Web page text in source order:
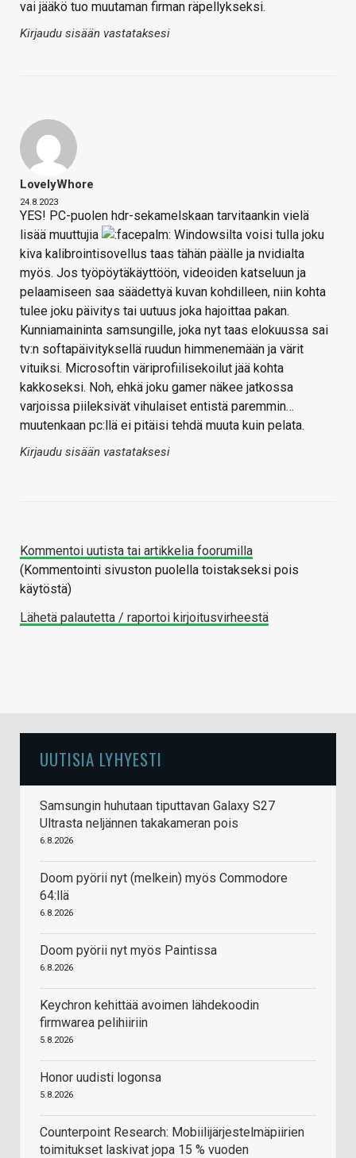
vai jääkö tuo muutaman firman räpellykseksi.
Kirjaudu sisään vastataksesi
LovelyWhore
24.8.2023
YES! PC-puolen hdr-sekamelskaan tarvitaankin vielä
lisää muuttujia
Windowsilta voisi tulla joku
kiva kalibrointisovellus taas tähän päälle ja nvidialta
myös. Jos työpöytäkäyttöön, videoiden katseluun ja
pelaamiseen saa säädettyä kuvan kohdilleen, niin kohta
tulee joku päivitys tai uutuus joka hajoittaa pakan.
Kunniamaininta samsungille, joka nyt taas elokuussa sai
tv:n softapäivityksellä ruudun himmenemään ja värit
vituiksi. Microsoftin väriprofiilisekoilut jää kohta
kakkoseksi. Noh, ehkä joku gamer näkee jatkossa
varjoissa piileksivät vihulaiset entistä paremmin…
muutenkaan pc:llä ei pitäisi tehdä muuta kuin pelata.
Kirjaudu sisään vastataksesi
Kommentoi uutista tai artikkelia foorumilla
(Kommentointi sivuston puolella toistakseksi pois
käytöstä)
Lähetä palautetta / raportoi kirjoitusvirheestä
UUTISIA LYHYESTI
Samsungin huhutaan tiputtavan Galaxy S27
Ultrasta neljännen takakameran pois
6.8.2026
Doom pyörii nyt (melkein) myös Commodore
64:llä
6.8.2026
Doom pyörii nyt myös Paintissa
6.8.2026
Keychron kehittää avoimen lähdekoodin
firmwarea pelihiiriin
5.8.2026
Honor uudisti logonsa
5.8.2026
Counterpoint Research: Mobiilijärjestelmäpiirien
toimitukset laskivat jopa 15 % vuoden